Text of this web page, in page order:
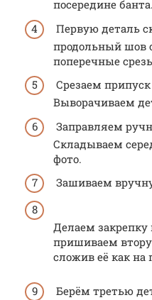
посередине банта.
Первую деталь
продольный шов
поперечные
Срезаем
Выворачиваем
Заправляем
Складываем
фото.
Зашиваем
Делаем закрепку
пришиваем
сложив её как на
Берём третью